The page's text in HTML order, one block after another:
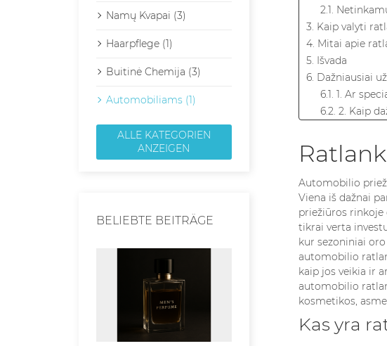
Namų Kvapai (3)
Haarpflege (1)
Buitinė Chemija (3)
Automobiliams (1)
ALLE KATEGORIEN
ANZEIGEN
BELIEBTE BEITRÄGE
2.1.
3. Kaip valyti
4. Mitai apie
5. Išvada
6. Dažniausiai
6.1. 1. Ar
6.2. 2. Kaip
6.4. 4. Kokie
6.5. 5. Ar
Automobilio
Viena iš dažnai
priežiūros
tikrai verta
kur sezoniniai
automobilio
kaip jos veikia ir
automobilio
kosmetikos,
Kas yra